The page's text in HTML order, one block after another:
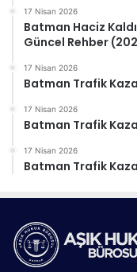
17 Nisan 2026
Batman Haciz
Güncel Rehber
17 Nisan 2026
Batman Trafik
17 Nisan 2026
Batman Trafik
17 Nisan 2026
Batman Trafik